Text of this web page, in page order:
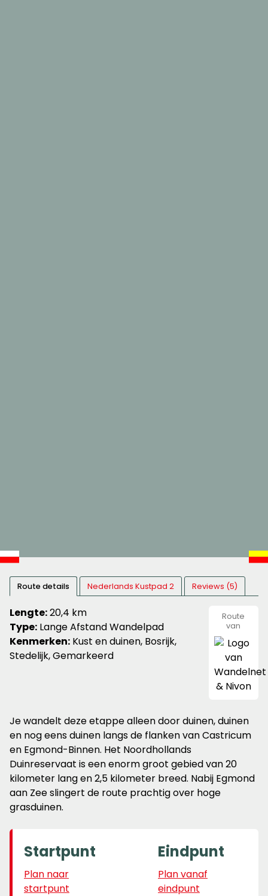
Route details Nederlands Kustpad 2 Reviews (5)
Lengte:20,4 km
Type: Lange Afstand Wandelpad
Kenmerken: Kust en duinen, Bosrijk,
Stedelijk, Gemarkeerd
Route
van
&
Nivon
Je wandelt deze etappe alleen door duinen, duinen
en nog eens duinen langs de flanken van Castricum
en Egmond-Binnen. Het Noordhollands
Duinreservaat is een enorm groot gebied van 20
kilometer lang en 2,5 kilometer breed. Nabij Egmond
aan Zee slingert de route prachtig over hoge
grasduinen.
Startpunt
Plan naar
startpunt
Eindpunt
Plan vanaf
eindpunt